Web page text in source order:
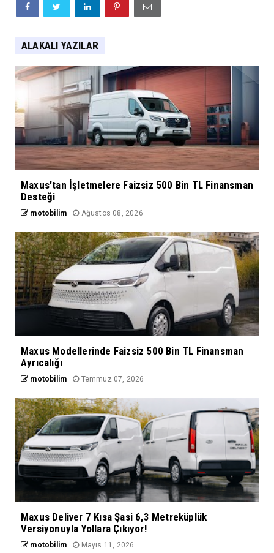
ALAKALI YAZILAR
Maxus'tan İşletmelere Faizsiz 500 Bin TL Finansman
Desteği
motobilim Ağustos 08, 2026
Maxus Modellerinde Faizsiz 500 Bin TL Finansman
Ayrıcalığı
motobilim Temmuz 07, 2026
Maxus Deliver 7 Kısa Şasi 6,3 Metreküplük
Versiyonuyla Yollara Çıkıyor!
motobilim Mayıs 11, 2026